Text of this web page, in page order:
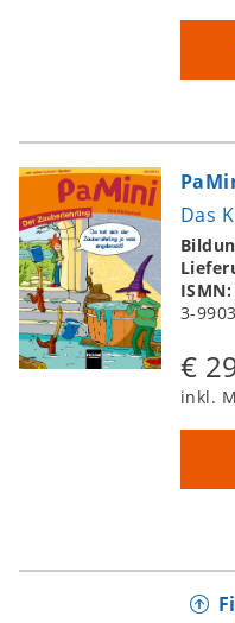
Das
ISMN:
3-
€
inkl.